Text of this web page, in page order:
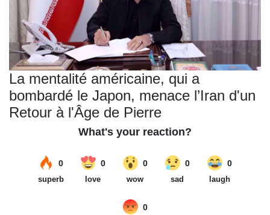
La mentalité américaine, qui a
bombardé le Japon, menace l’Iran d'un
Retour à l'Âge de Pierre